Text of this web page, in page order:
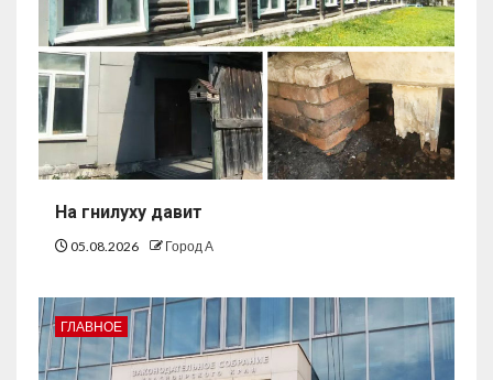
На гнилуху давит
05.08.2026 Город А
ГЛАВНОЕ